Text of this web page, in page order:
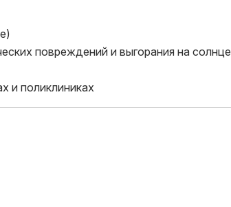
повреждений и выгорания на солнце
и поликлиниках